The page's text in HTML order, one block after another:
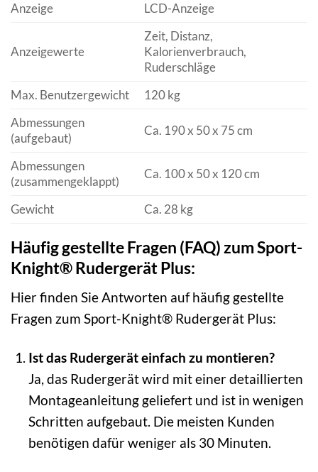
Anzeige LCD-Anzeige
Anzeigewerte
Zeit, Distanz,
Kalorienverbrauch,
Ruderschläge
Max. Benutzergewicht
120 kg
Abmessungen
(aufgebaut)
Ca. 190 x 50 x 75 cm
Abmessungen
(zusammengeklappt)
Ca. 100 x 50 x 120 cm
Gewicht Ca. 28 kg
Häufig gestellte Fragen (FAQ) zum Sport-
Knight® Rudergerät Plus:
Hier finden Sie Antworten auf häufig gestellte
Fragen zum Sport-Knight® Rudergerät Plus:
Ist das Rudergerät einfach zu montieren?
Ja, das Rudergerät wird mit einer detaillierten
Montageanleitung geliefert und ist in wenigen
Schritten aufgebaut. Die meisten Kunden
benötigen dafür weniger als 30 Minuten.